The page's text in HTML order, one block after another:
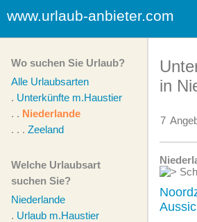
www.urlaub-anbieter.com
Wo suchen Sie Urlaub?
Alle Urlaubsarten
. Unterkünfte m.Haustier
. . Niederlande
. . . Zeeland
Welche Urlaubsart
suchen Sie?
Niederlande
. Urlaub m.Haustier
in
7